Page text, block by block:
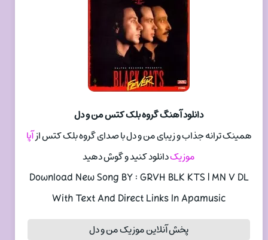
دانلود آهنگ گروه بلک کتس من و دل
همینک ترانه جذاب و زیبای من و دل با صدای گروه بلک کتس ازآپا
موزیکدانلود کنید و گوش دهید
Download New Song BY : GRVH BLK KTS | MN V DL
With Text And Direct Links In Apamusic
پخش آنلاین موزیک من و دل